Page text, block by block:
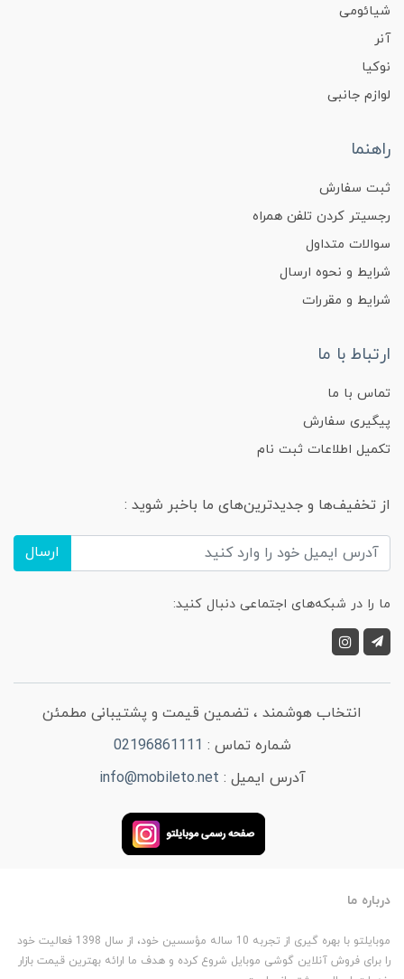
شیائومی
آنر
نوکیا
لوازم جانبی
راهنما
ثبت سفارش
رجسیتر کردن تلفن همراه
سوالات متداول
شرایط و نحوه ارسال
شرایط و مقررات
ارتباط با ما
تماس با ما
پیگیری سفارش
تکمیل اطلاعات ثبت نام
از تخفیف‌ها و جدیدترین‌های ما باخبر شوید :
ارسال
ما را در شبکه‌های اجتماعی دنبال کنید:
انتخاب هوشمند ، تضمین قیمت و پشتیبانی مطمئن
شماره تماس : 02196861111
آدرس ایمیل : info@mobileto.net
درباره ما
موبایلتو با بهره گیری از تجربه 10 ساله مؤسسین خود، از سال 1398 فعالیت خود
را برای فروش آنلاین گوشی موبایل شروع کرده و هدف ما ارائه بهترین قیمت بازار